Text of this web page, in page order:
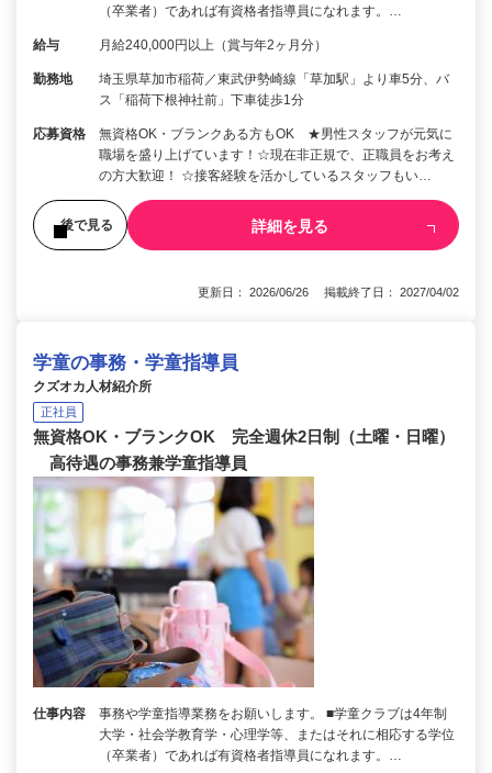
（卒業者）であれば有資格者指導員になれます。…
給与 月給240,000円以上（賞与年2ヶ月分）
勤務地
埼玉県草加市稲荷／東武伊勢崎線「草加駅」より車5分、バ
ス「稲荷下根神社前」下車徒歩1分
応募資格
無資格OK・ブランクある方もOK ★男性スタッフが元気に
職場を盛り上げています！☆現在非正規で、正職員をお考え
の方大歓迎！ ☆接客経験を活かしているスタッフもい…
後で見る 詳細を見る
更新日： 2026/06/26 掲載終了日： 2027/04/02
学童の事務・学童指導員
クズオカ人材紹介所
正社員
無資格OK・ブランクOK 完全週休2日制（土曜・日曜）
高待遇の事務兼学童指導員
仕事内容
事務や学童指導業務をお願いします。 ■学童クラブは4年制
大学・社会学教育学・心理学等、またはそれに相応する学位
（卒業者）であれば有資格者指導員になれます。…